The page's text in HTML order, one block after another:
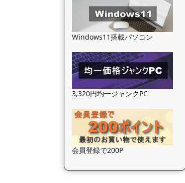
Windows11搭載パソコン
3,320円均一ジャンクPC
会員登録で200P